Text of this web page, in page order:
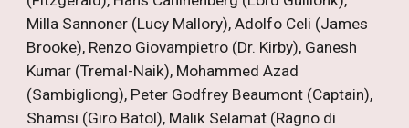
Milla Sannoner (Lucy Mallory), Adolfo Celi (James
Brooke), Renzo Giovampietro (Dr. Kirby), Ganesh
Kumar (Tremal-Naik), Mohammed Azad
(Sambigliong), Peter Godfrey Beaumont (Captain),
Shamsi (Giro Batol), Malik Selamat (Ragno di